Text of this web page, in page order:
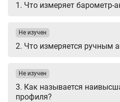
1. Что измеряет барометр-
2. Что измеряется ручным
Не изучен
3. Как называется
профиля?
Не изучен